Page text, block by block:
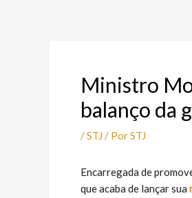
Ministro
balanço da
/STJ / PorSTJ
Encarregada de
que acaba de lançar sua